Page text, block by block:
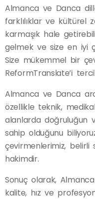
Almanca ve Danca
farklılıklar ve kültürel
karmaşık hale
gelmek ve size en iyi
Size mükemmel bir
ReformTranslate’i
Almanca ve Danca
özellikle teknik,
alanlarda doğruluğun
sahip olduğunu
çevirmenlerimiz,
hakimdir.
Sonuç olarak,
kalite, hız ve